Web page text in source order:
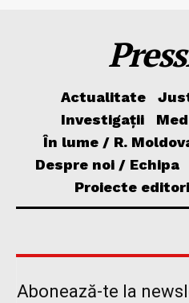
Actualitate
Investigații
În lume / R.
Despre noi / Echipa
Proiecte
Abonează-te la